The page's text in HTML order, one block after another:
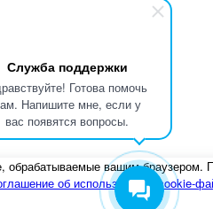
Служба поддержки
Готова помочь
Напишите мне, если у
вас появятся вопросы.
Татарстан
обрабатываемые вашим браузером.
об использовании cookie-